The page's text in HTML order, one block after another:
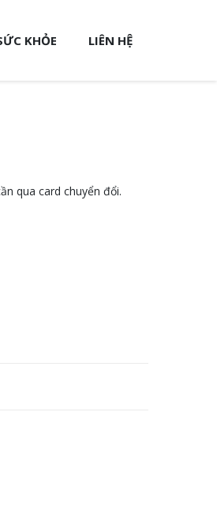
KHỎE LIÊN HỆ
qua card chuyển đổi.